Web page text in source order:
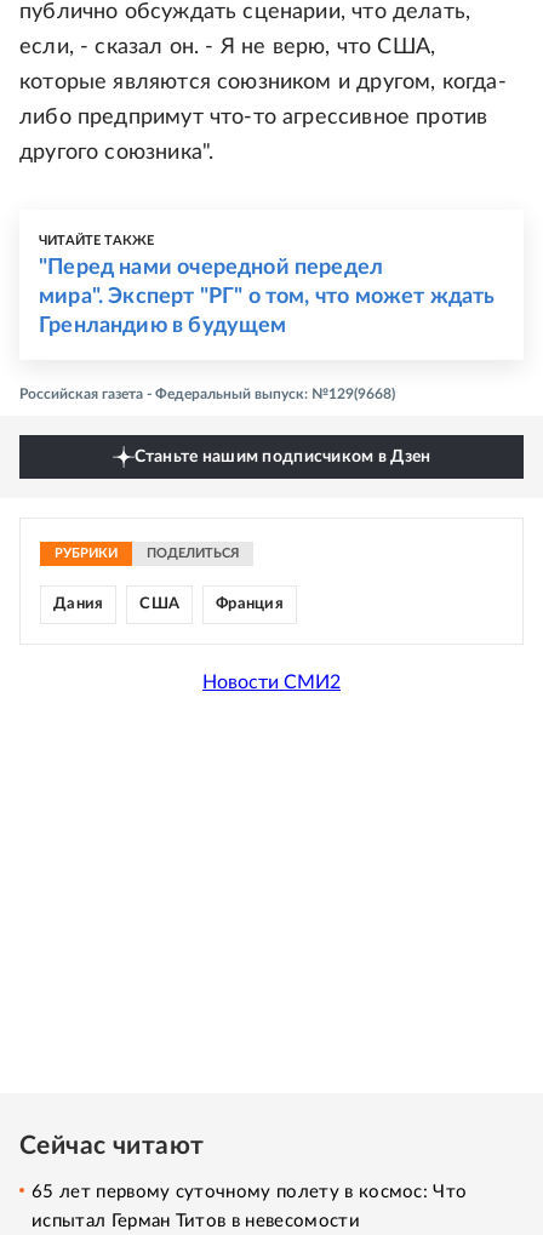
публично обсуждать сценарии, что делать,
если, - сказал он. - Я не верю, что США,
которые являются союзником и другом, когда-
либо предпримут что-то агрессивное против
другого союзника".
ЧИТАЙТЕ ТАКЖЕ
"Перед нами очередной передел
мира". Эксперт "РГ" о том, что может ждать
Гренландию в будущем
Российская газета - Федеральный выпуск: №129(9668)
Станьте нашим подписчиком в Дзен
РУБРИКИ ПОДЕЛИТЬСЯ
Дания США Франция
Новости СМИ2
Сейчас читают
65 лет первому суточному полету в космос: Что
испытал Герман Титов в невесомости